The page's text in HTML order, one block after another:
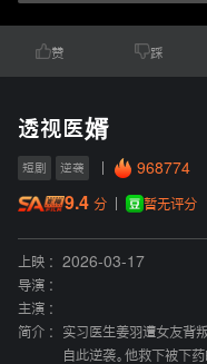
赞 踩
透视医婿
短剧 逆袭 968774
9.4 分 暂无评分
上映 :
2026-03-17
导演 :
主演 :
简介 :
实习医生姜羽遭女友背
自此逆袭。他救下被下